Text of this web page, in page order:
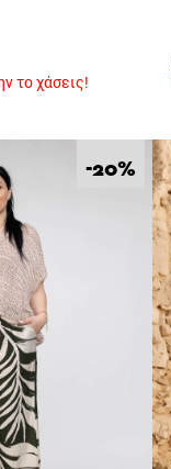
το χάσεις!
-20%